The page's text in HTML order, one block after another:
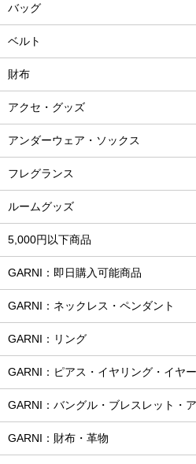
バッグ
ベルト
財布
アクセ・グッズ
アンダーウェア・ソックス
フレグランス
ルームグッズ
5,000円以下商品
GARNI：即日購入可能商品
GARNI：ネックレス・ペンダント
GARNI：リング
GARNI：ピアス・イヤリング・イヤ
GARNI：バングル・ブレスレット・
GARNI：財布・革物